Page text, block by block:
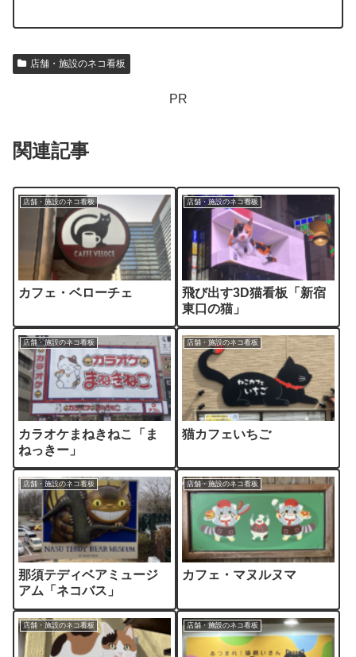
店舗・施設のネコ看板
PR
関連記事
店舗・施設のネコ看板
カフェ・ベローチェ
店舗・施設のネコ看板
飛び出す3D猫看板「新宿
東口の猫」
店舗・施設のネコ看板
カラオケまねきねこ「ま
ねっきー」
店舗・施設のネコ看板
猫カフェいちご
店舗・施設のネコ看板
那須テディベアミュージ
アム「ネコバス」
店舗・施設のネコ看板
カフェ・マヌルヌマ
店舗・施設のネコ看板 店舗・施設のネコ看板